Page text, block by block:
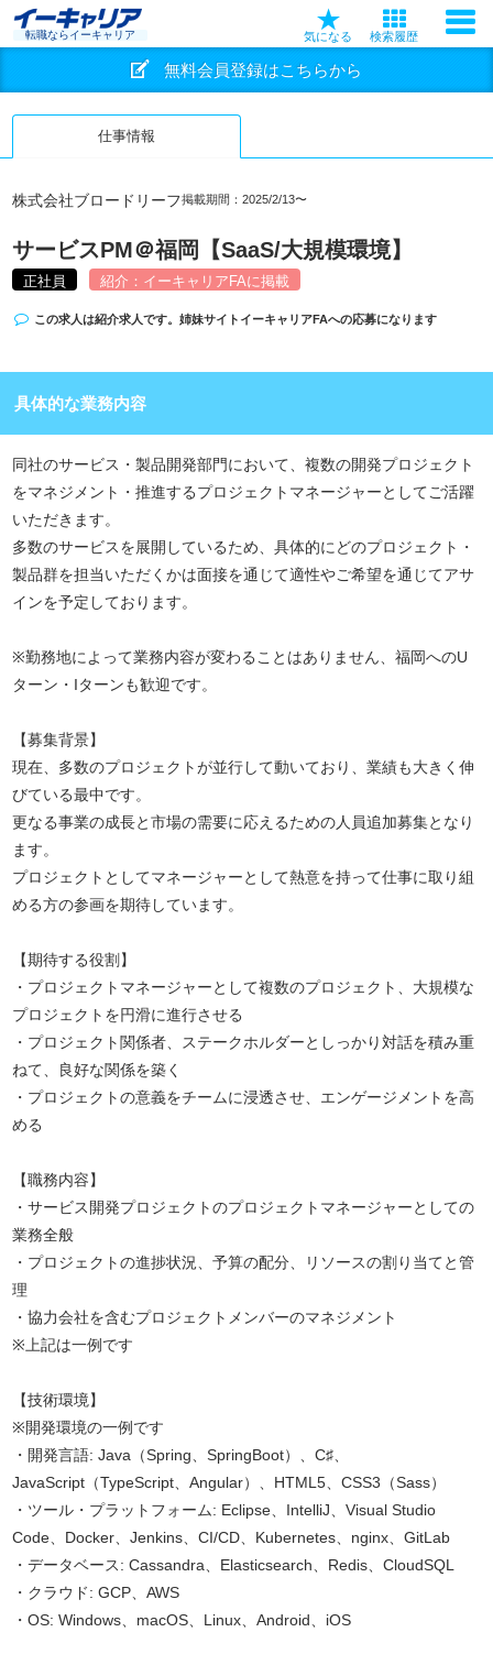
転職ならイーキャリア 気になる 検索履歴
無料会員登録はこちらから
仕事情報
株式会社ブロードリーフ掲載期間：2025/2/13〜
サービスPM＠福岡【SaaS/大規模環境】
正社員 紹介：イーキャリアFAに掲載
この求人は紹介求人です。姉妹サイト イーキャリアFAへの応募になります
具体的な業務内容
同社のサービス・製品開発部門において、複数の開発プロジェクト
をマネジメント・推進するプロジェクトマネージャーとしてご活躍
いただきます。
多数のサービスを展開しているため、具体的にどのプロジェクト・
製品群を担当いただくかは面接を通じて適性やご希望を通じてアサ
インを予定しております。
※勤務地によって業務内容が変わることはありません、福岡へのU
ターン・Iターンも歓迎です。
【募集背景】
現在、多数のプロジェクトが並行して動いており、業績も大きく伸
びている最中です。
更なる事業の成長と市場の需要に応えるための人員追加募集となり
ます。
プロジェクトとしてマネージャーとして熱意を持って仕事に取り組
める方の参画を期待しています。
【期待する役割】
・プロジェクトマネージャーとして複数のプロジェクト、大規模な
プロジェクトを円滑に進行させる
・プロジェクト関係者、ステークホルダーとしっかり対話を積み重
ねて、良好な関係を築く
・プロジェクトの意義をチームに浸透させ、エンゲージメントを高
める
【職務内容】
・サービス開発プロジェクトのプロジェクトマネージャーとしての
業務全般
・プロジェクトの進捗状況、予算の配分、リソースの割り当てと管
理
・協力会社を含むプロジェクトメンバーのマネジメント
※上記は一例です
【技術環境】
※開発環境の一例です
・開発言語: Java（Spring、SpringBoot）、C♯、
JavaScript（TypeScript、Angular）、HTML5、CSS3（Sass）
・ツール・プラットフォーム: Eclipse、IntelliJ、Visual Studio
Code、Docker、Jenkins、CI/CD、Kubernetes、nginx、GitLab
・データベース: Cassandra、Elasticsearch、Redis、CloudSQL
・クラウド: GCP、AWS
・OS: Windows、macOS、Linux、Android、iOS